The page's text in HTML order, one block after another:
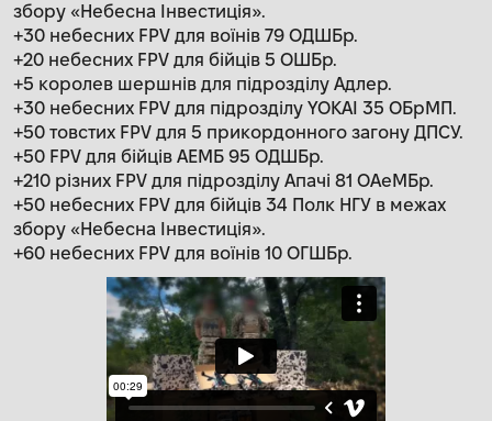
збору «Небесна Інвестиція».
+30 небесних FPV для воїнів 79 ОДШБр.
+20 небесних FPV для бійців 5 ОШБр.
+5 королев шершнів для підрозділу Адлер.
+30 небесних FPV для підрозділу YOKAI 35 ОБрМП.
+50 товстих FPV для 5 прикордонного загону ДПСУ.
+50 FPV для бійців АЕМБ 95 ОДШБр.
+210 різних FPV для підрозділу Апачі 81 ОАеМБр.
+50 небесних FPV для бійців 34 Полк НГУ в межах
збору «Небесна Інвестиція».
+60 небесних FPV для воїнів 10 ОГШБр.